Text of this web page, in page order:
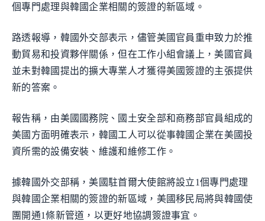
個專門處理與韓國企業相關的簽證的新區域。
路透報導，韓國外交部表示，儘管美國官員重申致力於推
動貿易和投資夥伴關係，但在工作小組會議上，美國官員
並未對韓國提出的擴大專業人才獲得美國簽證的主張提供
新的答案。
報告稱，由美國國務院、國土安全部和商務部官員組成的
美國方面明確表示，韓國工人可以從事韓國企業在美國投
資所需的設備安裝、維護和維修工作。
據韓國外交部稱，美國駐首爾大使館將設立1個專門處理
與韓國企業相關的簽證的新區域，美國移民局將與韓國使
團開通1條新管道，以更好地協調簽證事宜。